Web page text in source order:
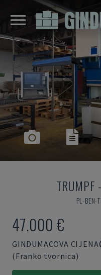
TRUMPF -
PL-
47.000 €
GINDUMACOVA CIJENA
(Franko tvornica)